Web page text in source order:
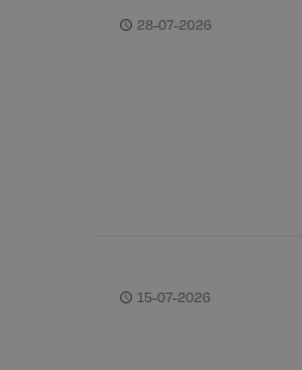
28-07-2026
15-07-2026